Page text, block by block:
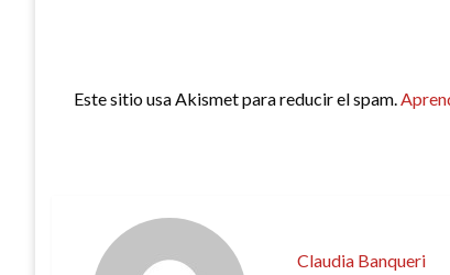
Este sitio usa Akismet para reducir el spam.
Claudia Banqueri